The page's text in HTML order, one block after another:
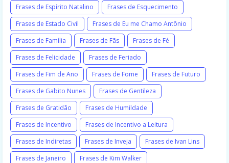
Frases de Espírito Natalino
Frases de Esquecimento
Frases de Estado Civil
Frases de Eu me Chamo Antônio
Frases de Família
Frases de Fãs
Frases de Fé
Frases de Felicidade
Frases de Feriado
Frases de Fim de Ano
Frases de Fome
Frases de Futuro
Frases de Gabito Nunes
Frases de Gentileza
Frases de Gratidão
Frases de Humildade
Frases de Incentivo
Frases de Incentivo a Leitura
Frases de Indiretas
Frases de Inveja
Frases de Ivan Lins
Frases de Janeiro
Frases de Kim Walker